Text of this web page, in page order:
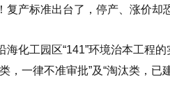
复产标准出台了，停产、涨价
工园区“141”环境治本工程的
，一律不准审批”及“淘汰类，已